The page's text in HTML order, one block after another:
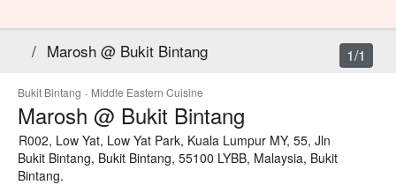
/ Marosh @ Bukit Bintang
Bukit Bintang · Middle Eastern Cuisine
Marosh @ Bukit Bintang
R002, Low Yat, Low Yat Park, Kuala Lumpur MY, 55, Jln
Bukit Bintang, Bukit Bintang, 55100 LYBB, Malaysia, Bukit
Bintang.
1/1